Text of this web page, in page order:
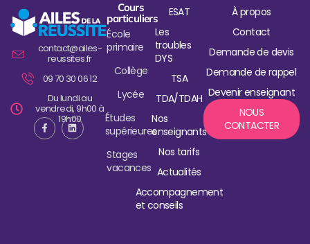
contact@ailes-
reussites.fr
09 70 30 06 12
Du lundi au
vendredi, 9h00 à
19h00
Cours
particuliers
École
primaire
Collège
Lycée
Études
supérieures
Stages
vacances
ESAT
Les
troubles
DYS
TSA
TDA/TDAH
Nos
enseignants
Nos tarifs
Actualités
Accompagnement
et conseils
À propos
Contact
Demande de devis
Demande de rappel
Devenir enseignant
NOUS
CONTACTER